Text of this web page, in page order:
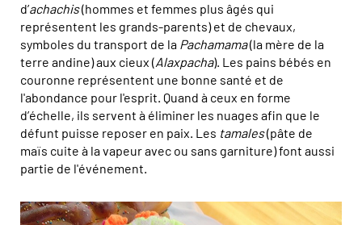
d’achachis(hommes et femmes plus âgés qui
représentent les grands-parents) et de chevaux,
symboles du transport de la Pachamama(la mère de la
terre andine) aux cieux (Alaxpacha). Les pains bébés en
couronne représentent une bonne santé et de
l'abondance pour l'esprit. Quand à ceux en forme
d’échelle, ils servent à éliminer les nuages ​​afin que le
défunt puisse reposer en paix. Les tamales(pâte de
maïs cuite à la vapeur avec ou sans garniture) font aussi
partie de l'événement.